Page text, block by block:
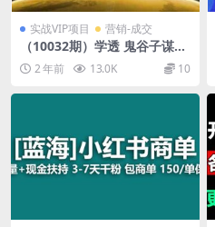
实战VIP项目 营销-成交
（10032期）学透 鬼谷子谋
略-最全攻心术_教你看懂人性
没有搞不定的人（21节课+资
料）
2 年前 13.0K 10